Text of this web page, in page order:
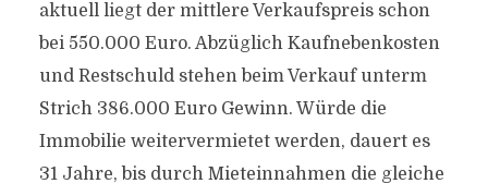
aktuell liegt der mittlere Verkaufspreis schon
bei 550.000 Euro. Abzüglich Kaufnebenkosten
und Restschuld stehen beim Verkauf unterm
Strich 386.000 Euro Gewinn. Würde die
Immobilie weitervermietet werden, dauert es
31 Jahre, bis durch Mieteinnahmen die gleiche